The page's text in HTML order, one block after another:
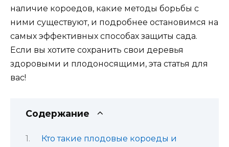
наличие короедов, какие методы борьбы с
ними существуют, и подробнее остановимся на
самых эффективных способах защиты сада.
Если вы хотите сохранить свои деревья
здоровыми и плодоносящими, эта статья для
вас!
Содержание
Кто такие плодовые короеды и